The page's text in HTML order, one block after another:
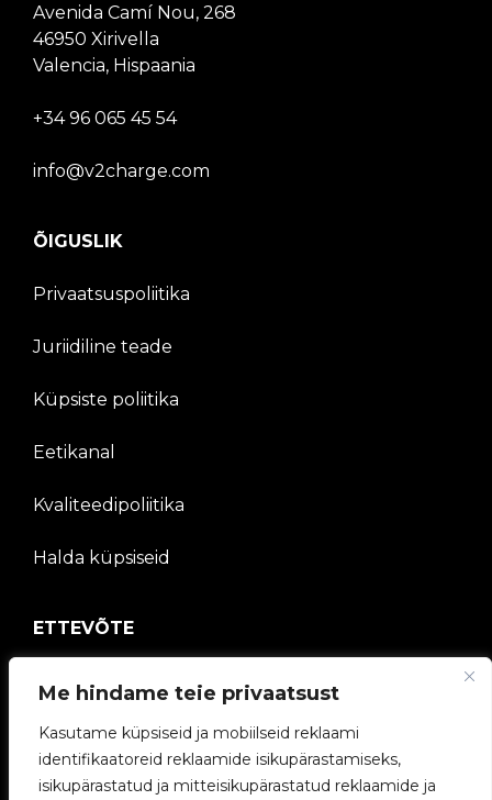
Me hindame teie privaatsust
Kasutame küpsiseid ja mobiilseid reklaami
identifikaatoreid reklaamide isikupärastamiseks,
isikupärastatud ja mitteisikupärastatud reklaamide ja
Avenida Camí Nou, 268
46950 Xirivella
Valencia, Hispaania
+34 96 065 45 54
info@v2charge.com
ÕIGUSLIK
Privaatsuspoliitika
Juriidiline teade
Küpsiste poliitika
Eetikanal
Kvaliteedipoliitika
Halda küpsiseid
ETTEVÕTE
V2C kogukond
Töötage meiega
e-Laadijad